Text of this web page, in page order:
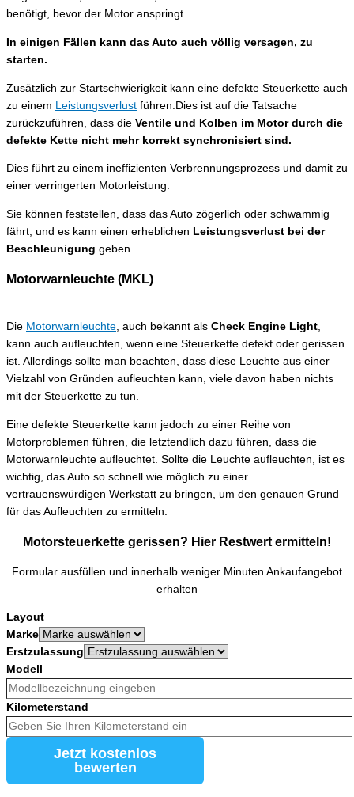
benötigt, bevor der Motor anspringt.
In einigen Fällen kann das Auto auch völlig versagen, zu
starten.
Zusätzlich zur Startschwierigkeit kann eine defekte Steuerkette auch
zu einem Leistungsverlust führen.Dies ist auf die Tatsache
zurückzuführen, dass die Ventile und Kolben im Motor durch die
defekte Kette nicht mehr korrekt synchronisiert sind.
Dies führt zu einem ineffizienten Verbrennungsprozess und damit zu
einer verringerten Motorleistung.
Sie können feststellen, dass das Auto zögerlich oder schwammig
fährt, und es kann einen erheblichen Leistungsverlust bei der
Beschleunigung geben.
Motorwarnleuchte (MKL)
Die Motorwarnleuchte , auch bekannt als Check Engine Light
kann auch aufleuchten, wenn eine Steuerkette defekt oder gerissen
ist. Allerdings sollte man beachten, dass diese Leuchte aus einer
Vielzahl von Gründen aufleuchten kann, viele davon haben nichts
mit der Steuerkette zu tun.
Eine defekte Steuerkette kann jedoch zu einer Reihe von
Motorproblemen führen, die letztendlich dazu führen, dass die
Motorwarnleuchte aufleuchtet. Sollte die Leuchte aufleuchten, ist es
wichtig, das Auto so schnell wie möglich zu einer
vertrauenswürdigen Werkstatt zu bringen, um den genauen Grund
für das Aufleuchten zu ermitteln.
Motorsteuerkette gerissen? Hier Restwert ermitteln!
Formular ausfüllen und innerhalb weniger Minuten Ankaufangebot
erhalten
Layout
Marke
Erstzulassung
Modell
Kilometerstand
Jetzt kostenlos
bewerten